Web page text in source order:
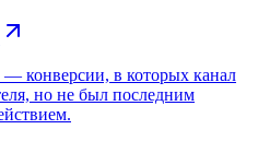
конверсии, в которых канал
но не был последним